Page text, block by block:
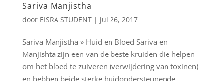
Sariva Manjistha
door EISRA STUDENT| jul 26, 2017
Sariva Manjistha » Huid en Bloed Sariva en
Manjishta zijn een van de beste kruiden die helpen
om het bloed te zuiveren (verwijdering van toxinen)
en hebben beide sterke huidondersteunende